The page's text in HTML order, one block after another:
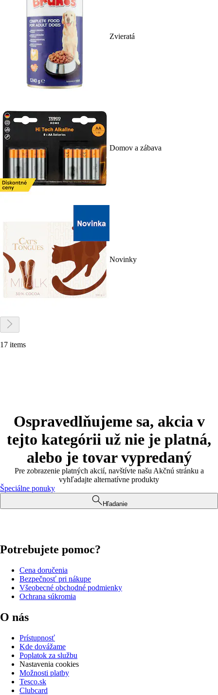
Zvieratá
Domov a zábava
Novinky
17 items
Ospravedlňujeme sa, akcia v
tejto kategórii už nie je platná,
alebo je tovar vypredaný
Pre zobrazenie platných akcií, navštívte našu Akčnú stránku a
vyhľadajte alternatívne produkty
Špeciálne ponuky
Hľadanie
Potrebujete pomoc?
Cena doručenia
Bezpečnosť pri nákupe
Všeobecné obchodné podmienky
Ochrana súkromia
O nás
Prístupnosť
Kde dovážame
Poplatok za službu
Nastavenia cookies
Možnosti platby
Tesco.sk
Clubcard